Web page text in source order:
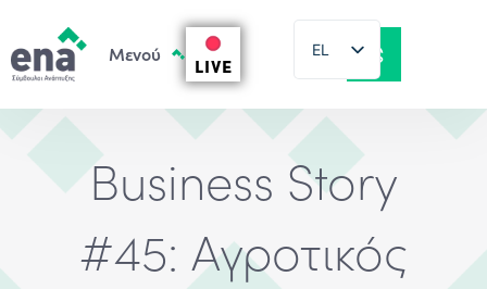
LIVE
EL
EN
Business Story
#45: Αγροτικός